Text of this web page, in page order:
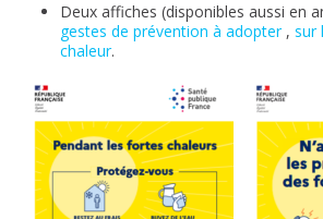
Deux affiches (disponibles aussi en
gestes de prévention à adopter, sur
chaleur.